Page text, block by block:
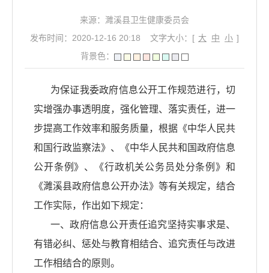
来源：濉溪县卫生健康委员会
发布时间：2020-12-16 20:18
文字大小：[ 大 中 小 ]
背景色：
为保证我委政府信息公开工作规范进行，切
实增强办事透明度，强化管理、落实责任，进一
步提高工作效率和服务质量，根据《中华人民共
和国行政监察法》、《中华人民共和国政府信息
公开条例》、《行政机关公务员处分条例》和
《濉溪县政府信息公开办法》等有关规定，结合
工作实际，作出如下规定：
一、政府信息公开责任追究坚持实事求是、
有错必纠、惩处与教育相结合、追究责任与改进
工作相结合的原则。